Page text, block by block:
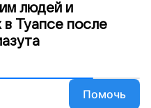
людей и
в Туапсе после
Помочь